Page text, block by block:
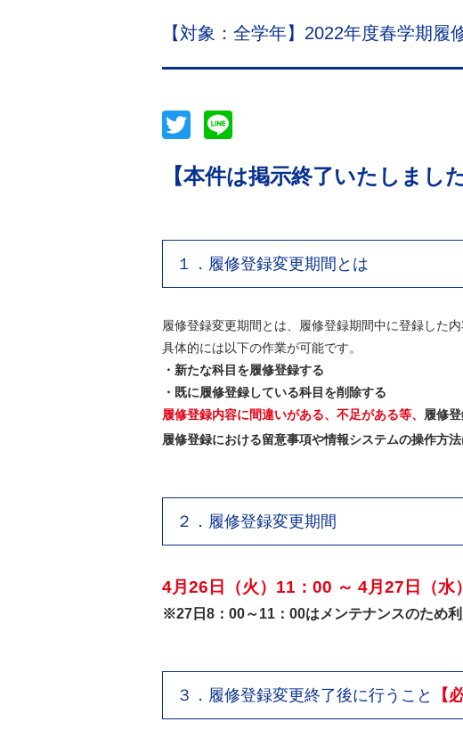
【対象：全学年】2022年度春学期履
Twitter
【本件は掲示終了いたしました
１．履修登録変更期間とは
履修登録変更期間とは、履修登録期間中に登録した
具体的には以下の作業が可能です。
・新たな科目を履修登録する
・既に履修登録している科目を削除する
履修登録内容に間違いがある、不足がある等、 履修
履修登録における留意事項や情報システムの操作方
２．履修登録変更期間
4月26日（火）11：00 ～ 4月27日（水
※27日8：00～11：00はメンテナンスのため
３．履修登録変更終了後に行うこと 【